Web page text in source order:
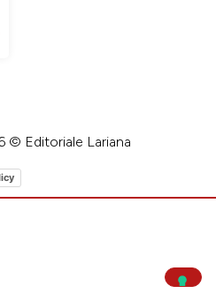
© Editoriale Lariana